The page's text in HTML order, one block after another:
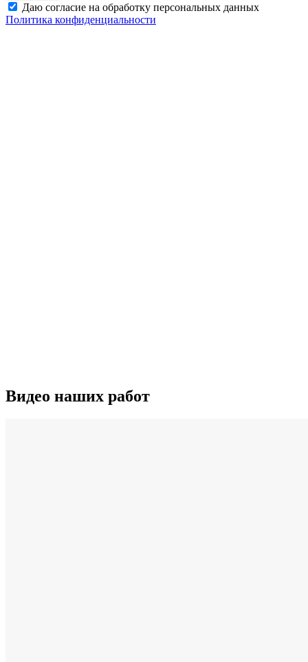
Даю согласие на обработку персональных данных
Политика конфиденциальности
Видео наших работ